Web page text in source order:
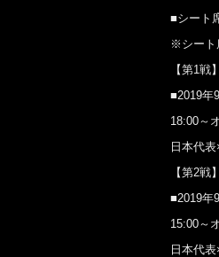
■シート
※シート
【第1戦】
■2019年
18:00～
日本代
【第2戦】
■2019年
15:00～
日本代